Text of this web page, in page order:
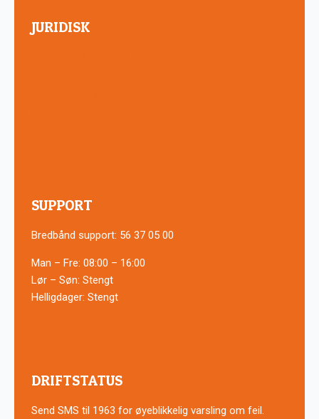
JURIDISK
SUPPORT
Bredbånd support: 56 37 05 00
Man – Fre: 08:00 – 16:00
Lør – Søn: Stengt
Helligdager: Stengt
DRIFTSTATUS
Send SMS til 1963 for øyeblikkelig varsling om feil.